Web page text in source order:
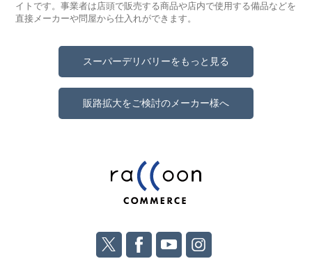
イトです。事業者は店頭で販売する商品や店内で使用する備品などを
直接メーカーや問屋から仕入れができます。
スーパーデリバリーをもっと見る
販路拡大をご検討のメーカー様へ